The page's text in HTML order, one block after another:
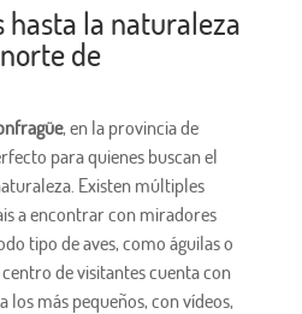
hasta la naturaleza
de
, en la provincia de
para quienes buscan el
Existen múltiples
a encontrar con miradores
tipo de aves, como águilas o
de visitantes cuenta con
los más pequeños, con vídeos,